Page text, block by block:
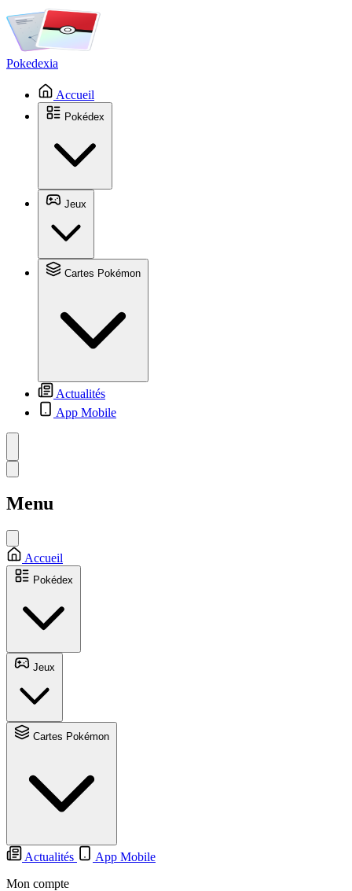
Pokedexia
Accueil
Actualités
App Mobile
Menu
Accueil
Actualités
App Mobile
Mon compte